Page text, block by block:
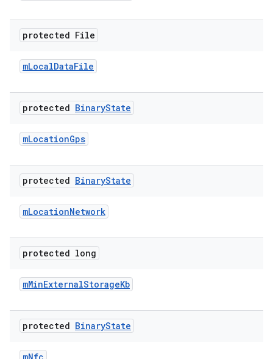
protected File
mLocalDataFile
protected BinaryState
mLocationGps
protected BinaryState
mLocationNetwork
protected long
mMinExternalStorageKb
protected BinaryState